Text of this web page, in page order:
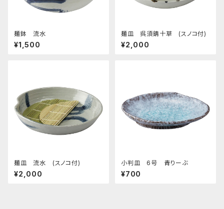
麺鉢 流水
¥1,500
麺皿 呉須錆十草 (スノコ付)
¥2,000
麺皿 流水 (スノコ付)
¥2,000
小判皿 6号 青りーぶ
¥700